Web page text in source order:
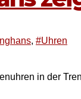
, #Uhren